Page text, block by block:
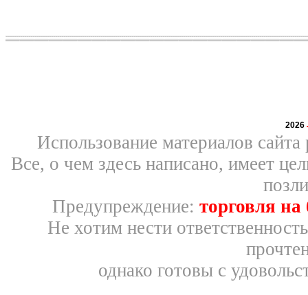
2026
Использование материалов
Все, о чем здесь написано, имеет
Предупреждение: торговля
Не хотим нести
однако готовы с